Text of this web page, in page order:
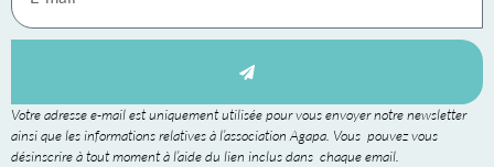
Votre adresse e-mail est uniquement utilisée pour vous envoyer notre newsletter
ainsi que les informations relatives à l’association Agapa. Vous pouvez vous
désinscrire à tout moment à l’aide du lien inclus dans chaque email.